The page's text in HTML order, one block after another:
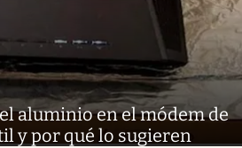
aluminio en el módem de
y por qué lo sugieren